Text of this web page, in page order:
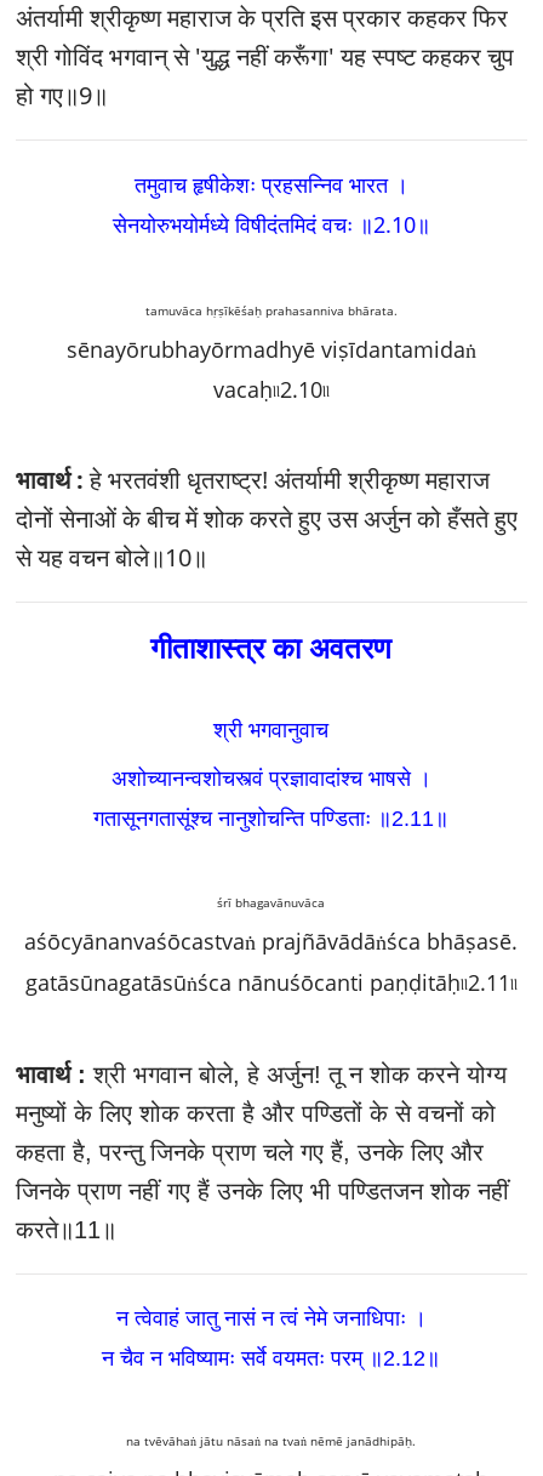
अंतर्यामी श्रीकृष्ण महाराज के प्रति इस प्रकार कहकर फिर
श्री गोविंद भगवान्‌ से 'युद्ध नहीं करूँगा' यह स्पष्ट कहकर चुप
हो गए॥9॥
तमुवाच हृषीकेशः प्रहसन्निव भारत ।
सेनयोरुभयोर्मध्ये विषीदंतमिदं वचः ॥2.10॥
tamuvāca hṛṣīkēśaḥ prahasanniva bhārata.
sēnayōrubhayōrmadhyē viṣīdantamidaṅ
vacaḥ৷৷2.10৷৷
भावार्थ :हे भरतवंशी धृतराष्ट्र! अंतर्यामी श्रीकृष्ण महाराज
दोनों सेनाओं के बीच में शोक करते हुए उस अर्जुन को हँसते हुए
से यह वचन बोले॥10॥
गीताशास्त्र का अवतरण
श्री भगवानुवाच
अशोच्यानन्वशोचस्त्वं प्रज्ञावादांश्च भाषसे ।
गतासूनगतासूंश्च नानुशोचन्ति पण्डिताः ॥2.11 ॥
śrī bhagavānuvāca
aśōcyānanvaśōcastvaṅ prajñāvādāṅśca bhāṣasē.
gatāsūnagatāsūṅśca nānuśōcanti paṇḍitāḥ৷৷2.11৷৷
भावार्थ :श्री भगवान बोले, हे अर्जुन! तू न शोक करने योग्य
मनुष्यों के लिए शोक करता है और पण्डितों के से वचनों को
कहता है, परन्तु जिनके प्राण चले गए हैं, उनके लिए और
जिनके प्राण नहीं गए हैं उनके लिए भी पण्डितजन शोक नहीं
करते॥11॥
न त्वेवाहं जातु नासं न त्वं नेमे जनाधिपाः ।
न चैव न भविष्यामः सर्वे वयमतः परम्‌ ॥2.12 ॥
na tvēvāhaṅ jātu nāsaṅ na tvaṅ nēmē janādhipāḥ.